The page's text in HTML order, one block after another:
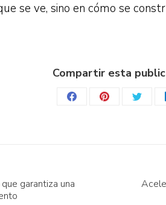
se ve, sino en cómo se
Compartir esta
Share
Share
Share
garantiza una